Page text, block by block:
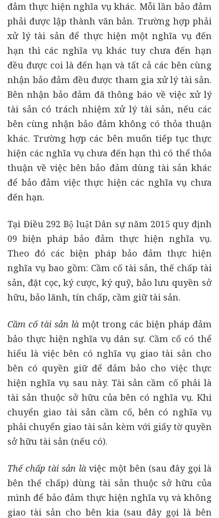
đảm thực hiện nghĩa vụ khác. Mỗi lần bảo đảm
phải được lập thành văn bản. Trường hợp phải
xử lý tài sản để thực hiện một nghĩa vụ đến
hạn thì các nghĩa vụ khác tuy chưa đến hạn
đều được coi là đến hạn và tất cả các bên cùng
nhận bảo đảm đều được tham gia xử lý tài sản.
Bên nhận bảo đảm đã thông báo về việc xử lý
tài sản có trách nhiệm xử lý tài sản, nếu các
bên cùng nhận bảo đảm không có thỏa thuận
khác. Trường hợp các bên muốn tiếp tục thực
hiện các nghĩa vụ chưa đến hạn thì có thể thỏa
thuận về việc bên bảo đảm dùng tài sản khác
để bảo đảm việc thực hiện các nghĩa vụ chưa
đến hạn.
Tại Điều 292 Bộ luật Dân sự năm 2015 quy định
09 biện pháp bảo đảm thực hiện nghĩa vụ.
Theo đó các biện pháp bảo đảm thực hiện
nghĩa vụ bao gồm: Cầm cố tài sản, thế chấp tài
sản, đặt cọc, ký cược, ký quỹ, bảo lưu quyền sở
hữu, bảo lãnh, tín chấp, cầm giữ tài sản.
Cầm cố tài sản là một trong các biện pháp đảm
bảo thực hiện nghĩa vụ dân sự. Cầm cố có thể
hiểu là việc bên có nghĩa vụ giao tài sản cho
bên có quyền giữ để đảm bảo cho việc thực
hiện nghĩa vụ sau này. Tài sản cầm cố phải là
tài sản thuộc sở hữu của bên có nghĩa vụ. Khi
chuyển giao tài sản cầm cố, bên có nghĩa vụ
phải chuyển giao tài sản kèm với giấy tờ quyền
sở hữu tài sản (nếu có).
Thế chấp tài sản là việc một bên (sau đây gọi là
bên thế chấp) dùng tài sản thuộc sở hữu của
mình để bảo đảm thực hiện nghĩa vụ và không
giao tài sản cho bên kia (sau đây gọi là bên